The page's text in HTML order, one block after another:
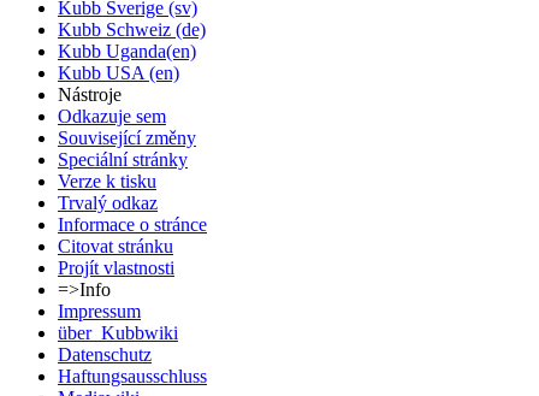
Kubb Sverige (sv)
Kubb Schweiz (de)
Kubb Uganda(en)
Kubb USA (en)
Nástroje
Odkazuje sem
Související změny
Speciální stránky
Verze k tisku
Trvalý odkaz
Informace o stránce
Citovat stránku
Projít vlastnosti
=>Info
Impressum
über_Kubbwiki
Datenschutz
Haftungsausschluss